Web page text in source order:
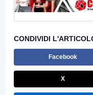
CONDIVIDI
Facebook
X